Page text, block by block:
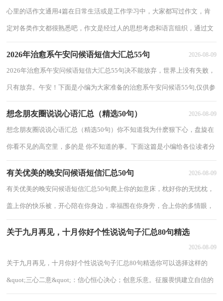
心里的话作文通用4篇在日常生活或是工作学习中，大家都写过作文，肯
定对各类作文都很熟悉吧，作文是经过人的思想考虑和语言组织，通过文
2026年治愈系午安问候语短信大汇总55句 2026-08-09
2026年治愈系午安问候语短信大汇总55句决不能放弃，世界上没有失败，
只有放弃。午安！下面是小编为大家准备的治愈系午安问候语55句,仅供参
想念朋友圈说说心语汇总（精选50句） 2026-08-09
想念朋友圈说说心语汇总（精选50句）你不知道我为什麽狠下心，盘旋在
你看不见的高空里，多的是 你不知道的事。下面这篇是小编给各位读者分
有关优美的晚安问候语短信汇总50句 2026-08-09
有关优美的晚安问候语短信汇总50句爬上你的如意床，枕好你的无忧枕，
盖上你的快乐被，开心陪在你身边，幸福围在你身旁，合上你的多情眼，
关于九月再见，十月你好个性说说句子汇总80句精选
2026-08-09
关于九月再见，十月你好个性说说句子汇总80句精选你可以选择这样的
&quot;三心二意&quot;：信心恒心决心；创意乐意。征服畏惧建立自信的